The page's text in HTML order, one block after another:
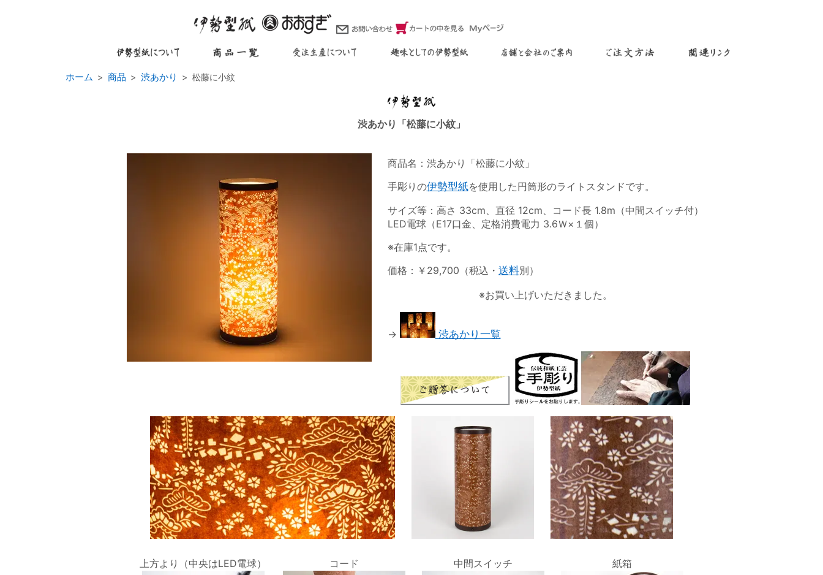
ホーム 商品 渋あかり 松藤に小紋
渋あかり「松藤に小紋」
商品名：渋あかり「松藤に小紋」
手彫りの伊勢型紙を使用した円筒形のライトスタンドです。
サイズ等：高さ 33cm、直径 12cm、コード長 1.8m（中間スイッチ付）
LED電球（E17口金、定格消費電力 3.6Ｗ×１個）
※在庫1点です。
価格：￥29,700（税込・ 送料別）
※お買い上げいただきました。
→ 渋あかり一覧
上方より（中央はLED電球） コード 中間スイッチ 紙箱